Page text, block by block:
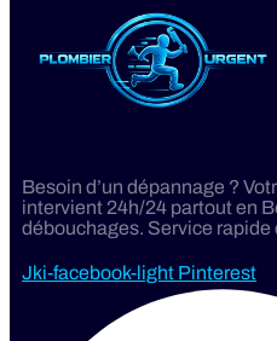
Besoin d’un dépannage ?
intervient 24h/24 partout en
débouchages. Service rapide
Jki-facebook-light Pinterest